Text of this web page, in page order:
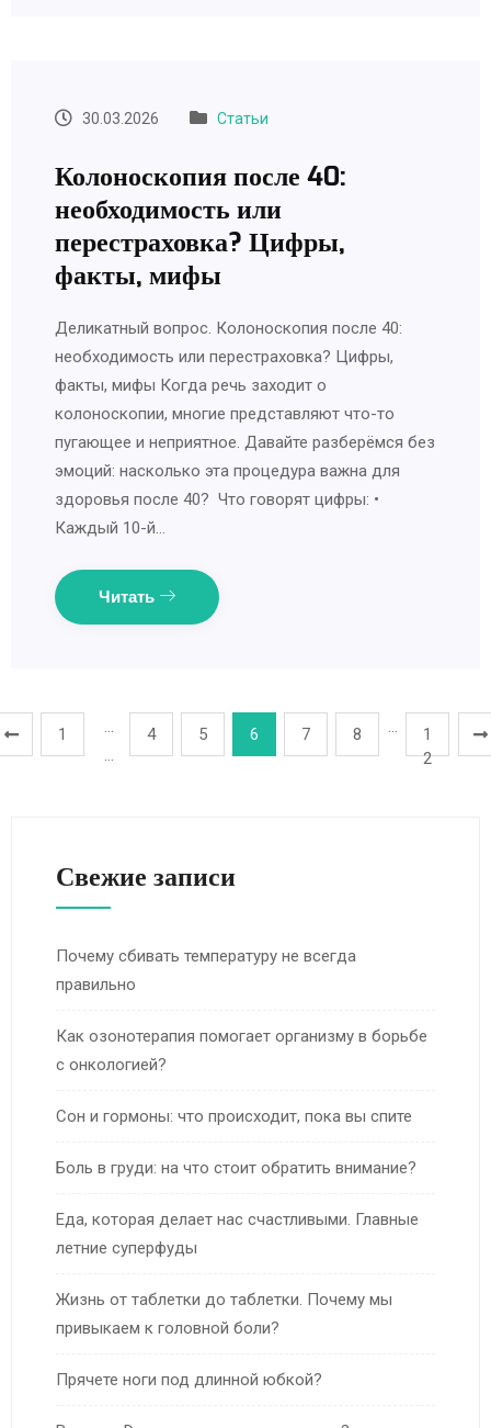
30.03.2026 Статьи
Колоноскопия после 40:
необходимость или
перестраховка? Цифры,
факты, мифы
Деликатный вопрос. Колоноскопия после 40:
необходимость или перестраховка? Цифры,
факты, мифы Когда речь заходит о
колоноскопии, многие представляют что-то
пугающее и неприятное. Давайте разберёмся без
эмоций: насколько эта процедура важна для
здоровья после 40? Что говорят цифры: •
Каждый 10-й…
Читать
1
…
…
4 5 6 7 8 …
1
2
Свежие записи
Почему сбивать температуру не всегда
правильно
Как озонотерапия помогает организму в борьбе
с онкологией?
Сон и гормоны: что происходит, пока вы спите
Боль в груди: на что стоит обратить внимание?
Еда, которая делает нас счастливыми. Главные
летние суперфуды
Жизнь от таблетки до таблетки. Почему мы
привыкаем к головной боли?
Прячете ноги под длинной юбкой?